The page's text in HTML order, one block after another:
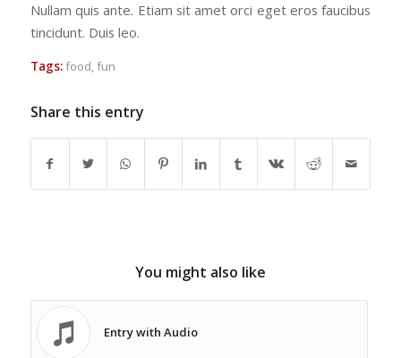
Nullam quis ante. Etiam sit amet orci eget eros faucibus
tincidunt. Duis leo.
Tags:food,fun
Share this entry
You might also like
Entry with Audio